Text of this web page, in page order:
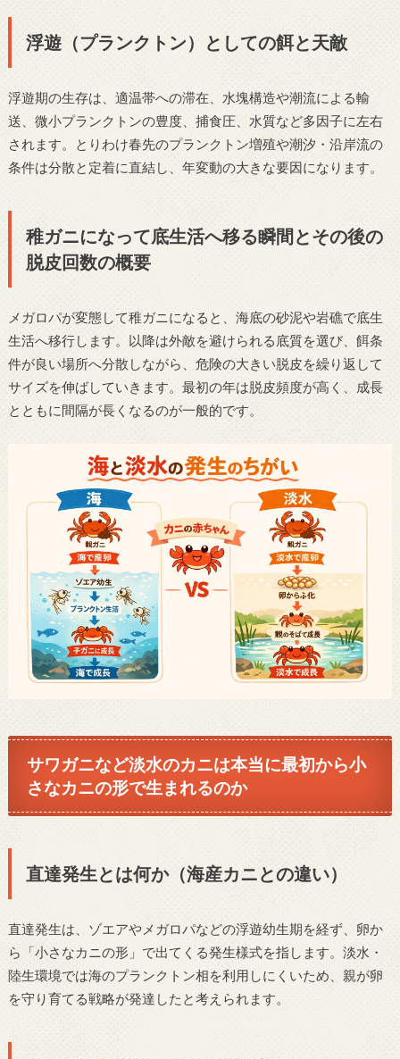
浮遊（プランクトン）としての餌と天敵
浮遊期の生存は、適温帯への滞在、水塊構造や潮流による輸
送、微小プランクトンの豊度、捕食圧、水質など多因子に左右
されます。とりわけ春先のプランクトン増殖や潮汐・沿岸流の
条件は分散と定着に直結し、年変動の大きな要因になります。
稚ガニになって底生活へ移る瞬間とその後の
脱皮回数の概要
メガロパが変態して稚ガニになると、海底の砂泥や岩礁で底生
生活へ移行します。以降は外敵を避けられる底質を選び、餌条
件が良い場所へ分散しながら、危険の大きい脱皮を繰り返して
サイズを伸ばしていきます。最初の年は脱皮頻度が高く、成長
とともに間隔が長くなるのが一般的です。
サワガニなど淡水のカニは本当に最初から小
さなカニの形で生まれるのか
直達発生とは何か（海産カニとの違い）
直達発生は、ゾエアやメガロパなどの浮遊幼生期を経ず、卵か
ら「小さなカニの形」で出てくる発生様式を指します。淡水・
陸生環境では海のプランクトン相を利用しにくいため、親が卵
を守り育てる戦略が発達したと考えられます。